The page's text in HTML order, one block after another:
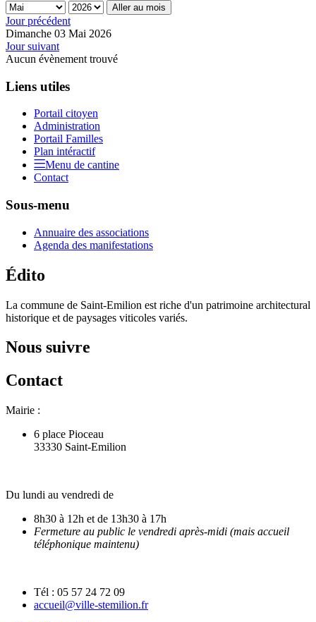
Aller au mois
Jour précédent
Dimanche 03 Mai 2026
Jour suivant
Aucun évènement trouvé
Liens utiles
Portail citoyen
Administration
Portail Familles
Plan intéractif
Menu de cantine
Contact
Sous-menu
Annuaire des associations
Agenda des manifestations
Édito
La commune de Saint-Emilion est riche d'un patrimoine architectural
historique et de paysages viticoles variés.
Nous suivre
Contact
Mairie :
6 place Pioceau
33330 Saint-Emilion
Du lundi au vendredi de
8h30 à 12h et de 13h30 à 17h
Fermeture au public le vendredi après-midi (mais accueil
téléphonique maintenu)
Tél : 05 57 24 72 09
accueil@ville-stemilion.fr